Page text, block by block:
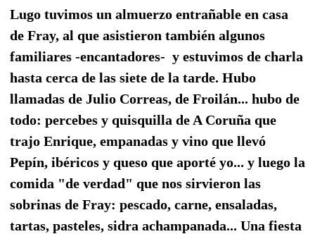
Lugo tuvimos un almuerzo entrañable en casa
de Fray, al que asistieron también algunos
familiares -encantadores- y estuvimos de charla
hasta cerca de las siete de la tarde. Hubo
llamadas de Julio Correas, de Froilán... hubo de
todo: percebes y quisquilla de A Coruña que
trajo Enrique, empanadas y vino que llevó
Pepín, ibéricos y queso que aporté yo... y luego la
comida "de verdad" que nos sirvieron las
sobrinas de Fray: pescado, carne, ensaladas,
tartas, pasteles, sidra achampanada... Una fiesta